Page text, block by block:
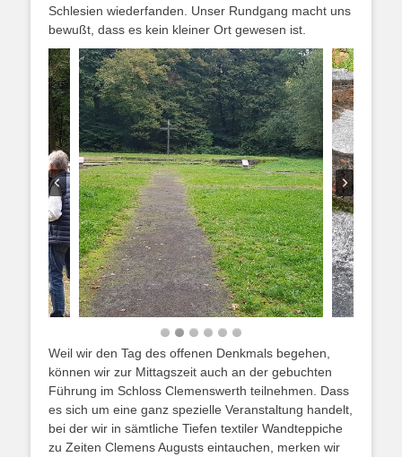
Schlesien wiederfanden. Unser Rundgang macht uns
bewußt, dass es kein kleiner Ort gewesen ist.
Weil wir den Tag des offenen Denkmals begehen,
können wir zur Mittagszeit auch an der gebuchten
Führung im Schloss Clemenswerth teilnehmen. Dass
es sich um eine ganz spezielle Veranstaltung handelt,
bei der wir in sämtliche Tiefen textiler Wandteppiche
zu Zeiten Clemens Augusts eintauchen, merken wir